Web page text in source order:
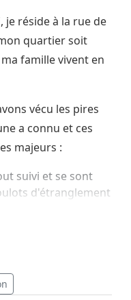
je réside à la rue de
quartier soit
famille vivent en
vécu les pires
a connu et ces
majeurs :
suivi et se sont
d'étranglement
appronfondie et
venues des